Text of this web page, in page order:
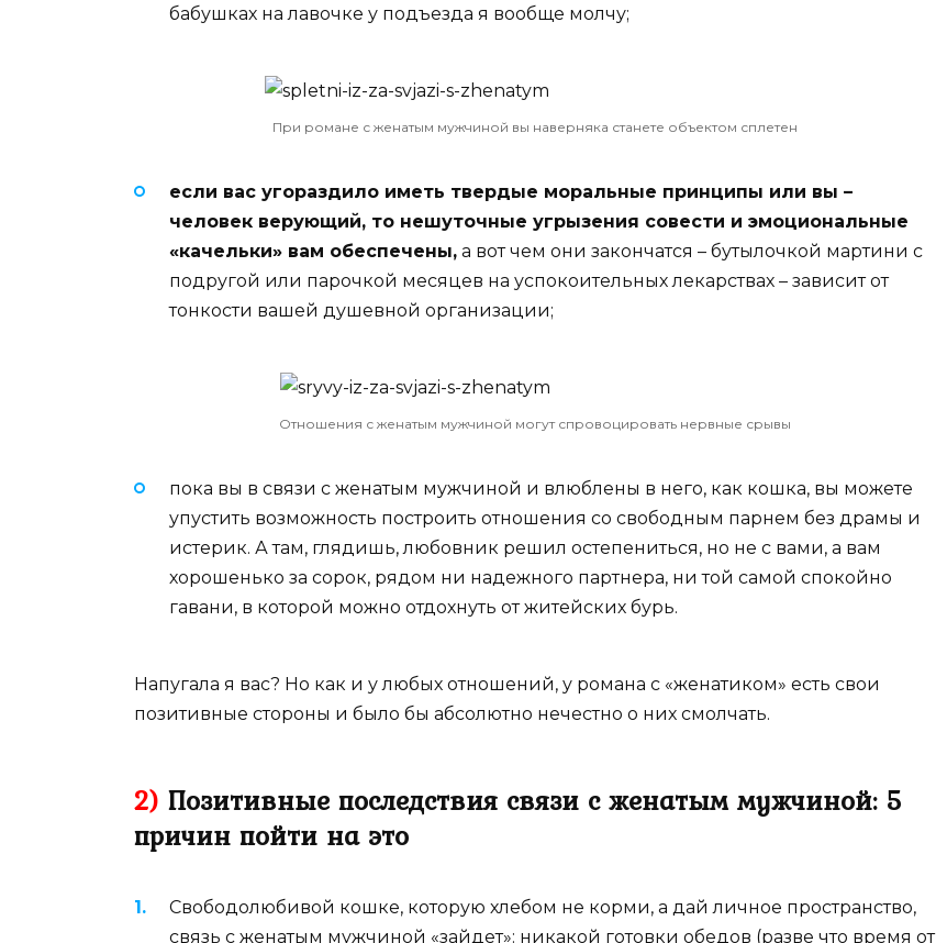
бабушках на лавочке у подъезда я вообще молчу;
При романе с женатым мужчиной вы наверняка станете объектом сплетен
если вас угораздило иметь твердые моральные принципы или вы –
человек верующий, то нешуточные угрызения совести и эмоциональные
«качельки» вам обеспечены, а вот чем они закончатся – бутылочкой мартини с
подругой или парочкой месяцев на успокоительных лекарствах – зависит от
тонкости вашей душевной организации;
Отношения с женатым мужчиной могут спровоцировать нервные срывы
пока вы в связи с женатым мужчиной и влюблены в него, как кошка, вы можете
упустить возможность построить отношения со свободным парнем без драмы и
истерик. А там, глядишь, любовник решил остепениться, но не с вами, а вам
хорошенько за сорок, рядом ни надежного партнера, ни той самой спокойно
гавани, в которой можно отдохнуть от житейских бурь.
Напугала я вас? Но как и у любых отношений, у романа с «женатиком» есть свои
позитивные стороны и было бы абсолютно нечестно о них смолчать.
2) Позитивные последствия связи с женатым мужчиной: 5
причин пойти на это
Свободолюбивой кошке, которую хлебом не корми, а дай личное пространство,
связь с женатым мужчиной «зайдет»: никакой готовки обедов (разве что время от